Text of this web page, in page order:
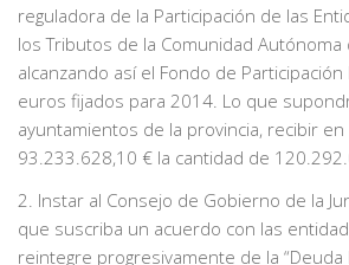
reguladora de la Participación de las
los Tributos de la Comunidad Autónoma
alcanzando así el Fondo de
euros fijados para 2014. Lo que
ayuntamientos de la provincia, recibir en
93.233.628,10 € la cantidad de
2. Instar al Consejo de Gobierno de la
que suscriba un acuerdo con las
reintegre progresivamente de la “Deuda